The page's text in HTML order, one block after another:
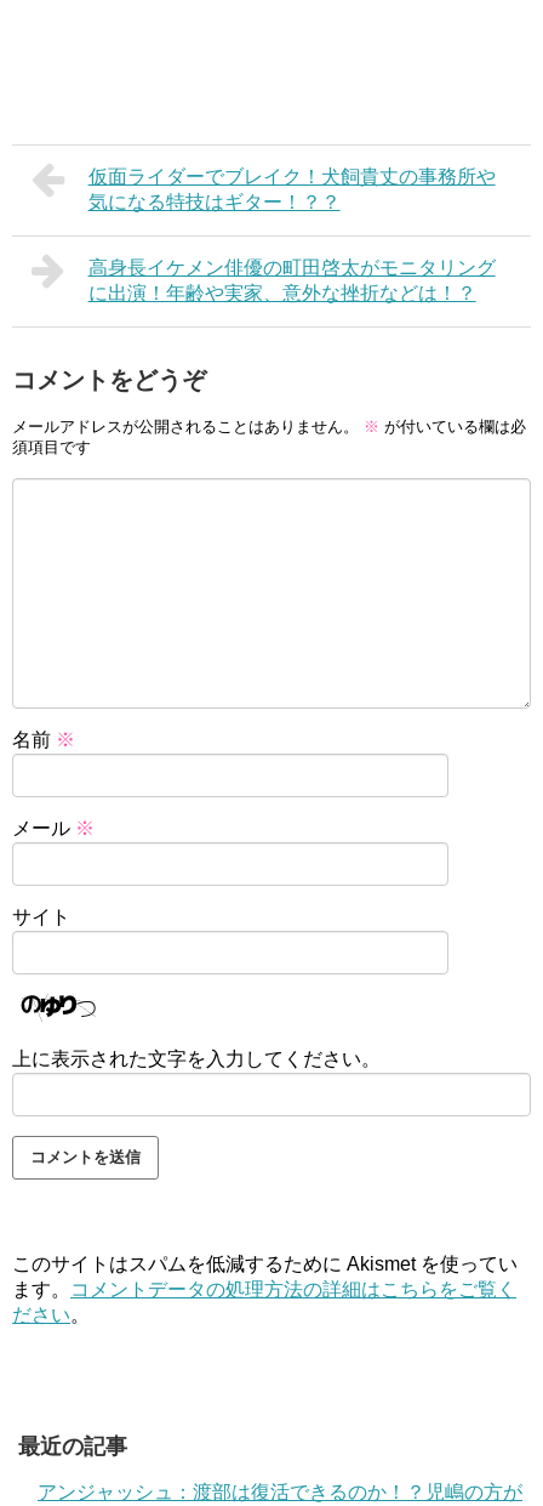
仮面ライダーでブレイク！犬飼貴丈の事務所や
気になる特技はギター！？？
高身長イケメン俳優の町田啓太がモニタリング
に出演！年齢や実家、意外な挫折などは！？
コメントをどうぞ
メールアドレスが公開されることはありません。 ※ が付いている欄は必
須項目です
名前 ※
メール ※
サイト
上に表示された文字を入力してください。
このサイトはスパムを低減するために Akismet を使ってい
ます。
コメントデータの処理方法の詳細はこちらをご覧く
ださい。
最近の記事
アンジャッシュ：渡部は復活できるのか！？児嶋の方が